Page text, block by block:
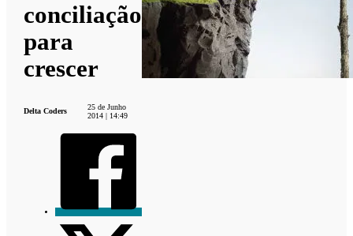
conciliação
para
crescer
Delta Coders
25 de Junho
2014 | 14:49